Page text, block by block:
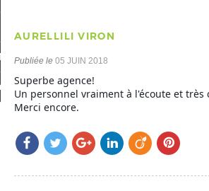
compte
sélection 0
AURELLILI VIRON
Publiée le 05 JUIN 2018
Superbe agence!
Un personnel vraiment à l'écoute et très
Merci encore.